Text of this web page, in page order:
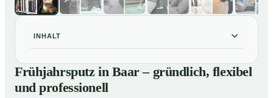
INHALT
01 Frühjahrsputz in Baar – gründlich, flexibel und
professionell
Frühjahrsputz in Baar – gründlich, flexibel
und professionell